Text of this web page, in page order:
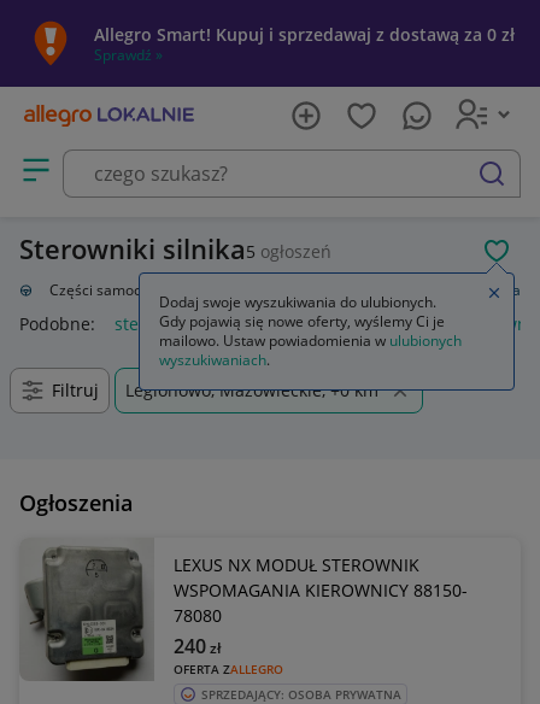
Allegro Smart! Kupuj i sprzedawaj z dostawą za 0 zł
Sprawdź »
Otwórz menu z kategoriami
szukaj
Sterowniki silnika5 ogłoszeń
Części samochodowe Sterowniki silnika
Podobne: sterownik silnika sterownik silnika bldc
Filtruj Legionowo, Mazowieckie, +0 km
Ogłoszenia
LEXUS NX MODUŁ STEROWNIK
WSPOMAGANIA KIEROWNICY 88150-
78080
OFERTA ZALLEGRO
240zł
SPRZEDAJĄCY: OSOBA PRYWATNA
Dodaj swoje wyszukiwania do ulubionych.
Gdy pojawią się nowe oferty, wyślemy Ci je
mailowo. Ustaw powiadomienia w ulubionych
wyszukiwaniach.